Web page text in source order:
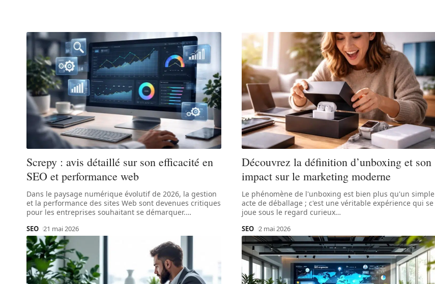
Screpy : avis détaillé sur son efficacité en
SEO et performance web
Dans le paysage numérique évolutif de 2026, la gestion
et la performance des sites Web sont devenues critiques
pour les entreprises souhaitant se démarquer.…
SEO 21 mai 2026
Découvrez la définition d’unboxing et son
impact sur le marketing moderne
Le phénomène de l'unboxing est bien plus qu'un simple
acte de déballage ; c'est une véritable expérience qui se
joue sous le regard curieux…
SEO 2 mai 2026